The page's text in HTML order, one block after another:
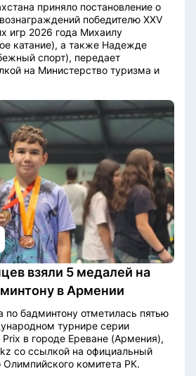
приняло постановление о
победителю XXV
игр 2026 года Михаилу
катание), а также Надежде
спорт), передает
на Министерство туризма и
взяли 5 медалей на
в Армении
по бадминтону отметилась пятью
турнире серии
Prix в городе Ереване (Армения),
со ссылкой на официальный
Олимпийского комитета РК.